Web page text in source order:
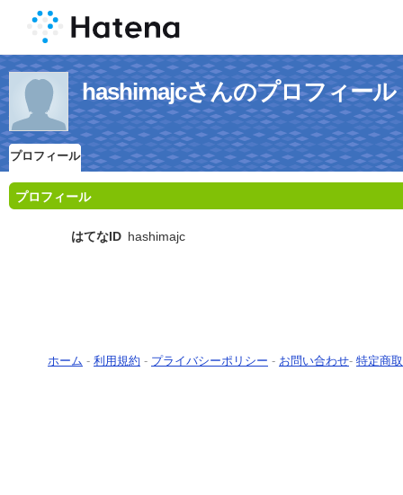
hashimajcさんのプロフィール
プロフィール
プロフィール
はてなID hashimajc
ホーム - 利用規約 - プライバシーポリシー - お問い合わせ- 特定商